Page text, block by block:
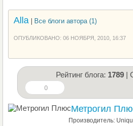
Alla Все блоги автора (1)
ОПУБЛИКОВАНО: 06 НОЯБРЯ, 2010, 16:37
Рейтинг блога: 1789 |
0
Метрогил
Производитель: